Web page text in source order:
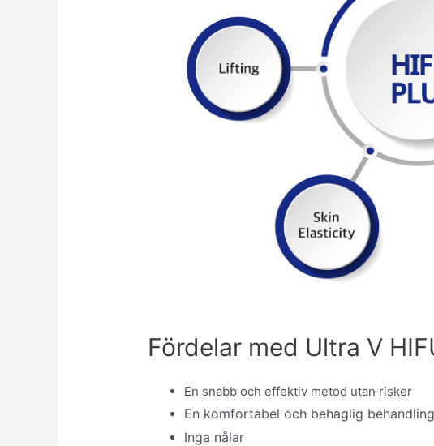
Fördelar med Ultra V
En snabb och effektiv metod utan risker
En komfortabel och behaglig behandling
Inga nålar